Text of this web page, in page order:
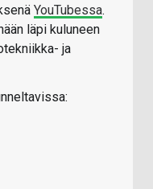
YouTubessa.
läpi kuluneen
ja